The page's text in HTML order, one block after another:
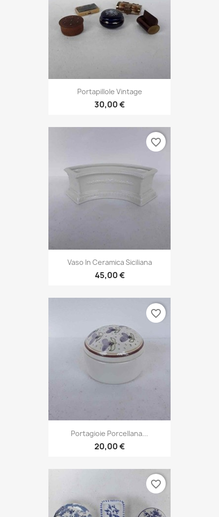
Portapillole Vintage
30,00 €
Vaso In Ceramica Siciliana
45,00 €
favorite_border
Portagioie Porcellana...
20,00 €
favorite_border
favorite_border